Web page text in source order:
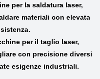
per la saldatura laser,
materiali con elevata
per il taglio laser,
con precisione diversi
esigenze industriali.